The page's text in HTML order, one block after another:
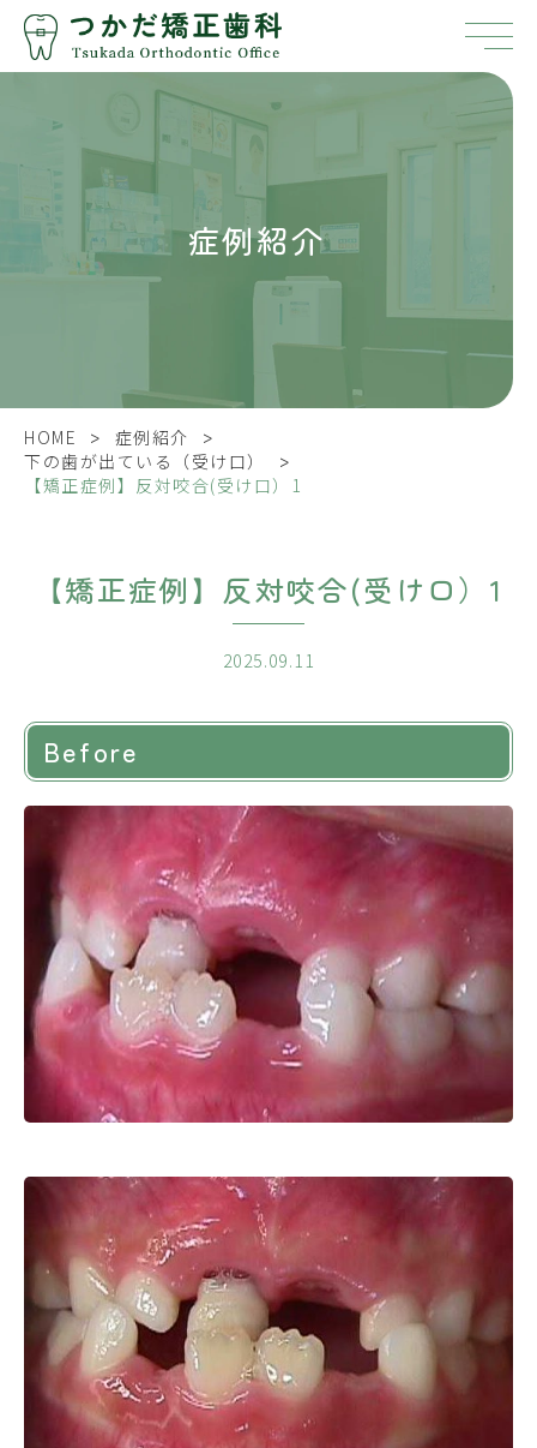
症例紹介
HOME > 症例紹介 >
下の歯が出ている（受け口） >
【矯正症例】反対咬合(受け口）1
【矯正症例】反対咬合(受け口）1
2025.09.11
Before